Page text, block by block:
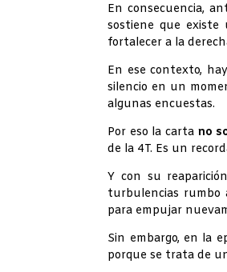
En consecuencia,
sostiene que existe
fortalecer a la
En ese contexto,
silencio en un
algunas encuestas.
Por eso la carta no
de la 4T. Es un
Y con su
turbulencias rumbo
para empujar
Sin embargo, en la
porque se trata de